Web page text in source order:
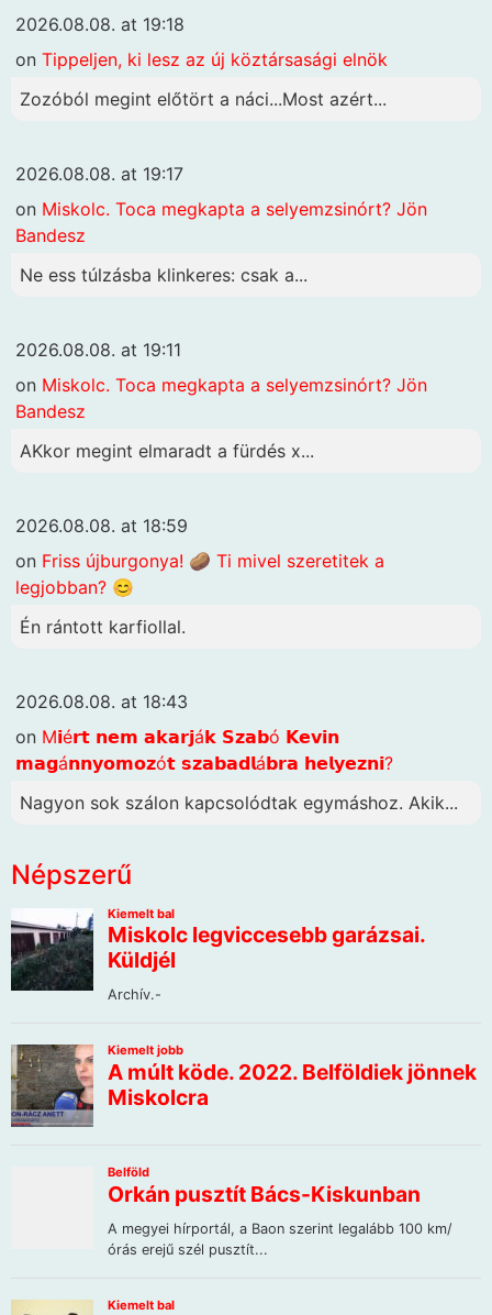
2026.08.08. at 19:18
on Tippeljen, ki lesz az új köztársasági elnök
Zozóból megint előtört a náci...Most azért...
2026.08.08. at 19:17
on Miskolc. Toca megkapta a selyemzsinórt? Jön
Bandesz
Ne ess túlzásba klinkeres: csak a...
2026.08.08. at 19:11
on Miskolc. Toca megkapta a selyemzsinórt? Jön
Bandesz
AKkor megint elmaradt a fürdés x...
2026.08.08. at 18:59
on Friss újburgonya! 🥔 Ti mivel szeretitek a
legjobban? 😊
Én rántott karfiollal.
2026.08.08. at 18:43
on M𝗶é𝗿𝘁 𝗻𝗲𝗺 𝗮𝗸𝗮𝗿𝗷á𝗸 𝗦𝘇𝗮𝗯ó 𝗞𝗲𝘃𝗶𝗻
𝗺𝗮𝗴á𝗻𝗻𝘆𝗼𝗺𝗼𝘇ó𝘁 𝘀𝘇𝗮𝗯𝗮𝗱𝗹á𝗯𝗿𝗮 𝗵𝗲𝗹𝘆𝗲𝘇𝗻𝗶?
Nagyon sok szálon kapcsolódtak egymáshoz. Akik...
Népszerű